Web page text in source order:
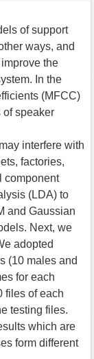
of support
ways, and
the
In the
(MFCC)
of speaker
interfere with
factories,
component
(LDA) to
and Gaussian
Next, we
adopted
(10 males and
for each
files of each
testing files.
which are
form different